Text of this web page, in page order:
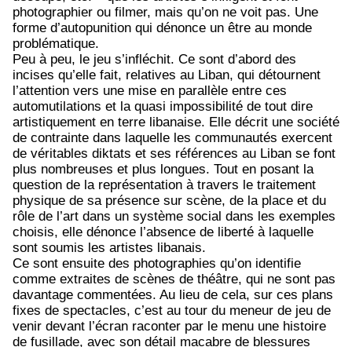
photographier ou filmer, mais qu’on ne voit pas. Une
forme d’autopunition qui dénonce un être au monde
problématique.
Peu à peu, le jeu s’infléchit. Ce sont d’abord des
incises qu’elle fait, relatives au Liban, qui détournent
l’attention vers une mise en parallèle entre ces
automutilations et la quasi impossibilité de tout dire
artistiquement en terre libanaise. Elle décrit une société
de contrainte dans laquelle les communautés exercent
de véritables diktats et ses références au Liban se font
plus nombreuses et plus longues. Tout en posant la
question de la représentation à travers le traitement
physique de sa présence sur scène, de la place et du
rôle de l’art dans un système social dans les exemples
choisis, elle dénonce l’absence de liberté à laquelle
sont soumis les artistes libanais.
Ce sont ensuite des photographies qu’on identifie
comme extraites de scènes de théâtre, qui ne sont pas
davantage commentées. Au lieu de cela, sur ces plans
fixes de spectacles, c’est au tour du meneur de jeu de
venir devant l’écran raconter par le menu une histoire
de fusillade, avec son détail macabre de blessures